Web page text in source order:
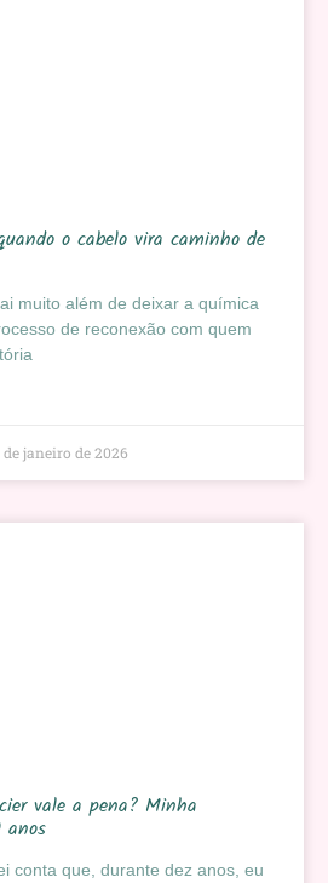
o cabelo vira caminho de
muito além de deixar a química
de reconexão com quem
de janeiro de 2026
vale a pena? Minha
anos
conta que, durante dez anos, eu